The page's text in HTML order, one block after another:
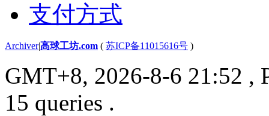
支付方式
Archiver|高球工坊.com ( 苏ICP备11015616号 )
GMT+8, 2026-8-6 21:52 ,
15 queries .